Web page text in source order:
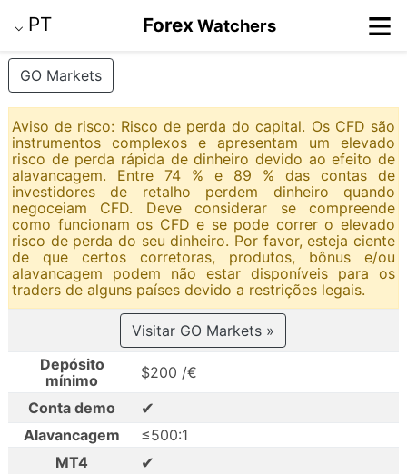
⌵ PT ForexWatchers ≡
GO Markets
Aviso de risco: Risco de perda do capital. Os CFD são
instrumentos complexos e apresentam um elevado
risco de perda rápida de dinheiro devido ao efeito de
alavancagem. Entre 74 % e 89 % das contas de
investidores de retalho perdem dinheiro quando
negoceiam CFD. Deve considerar se compreende
como funcionam os CFD e se pode correr o elevado
risco de perda do seu dinheiro. Por favor, esteja ciente
de que certos corretoras, produtos, bônus e/ou
alavancagem podem não estar disponíveis para os
traders de alguns países devido a restrições legais.
Visitar GO Markets »
Depósito
mínimo
$200 /€
Conta demo
✔
Alavancagem
≤500:1
MT4
✔